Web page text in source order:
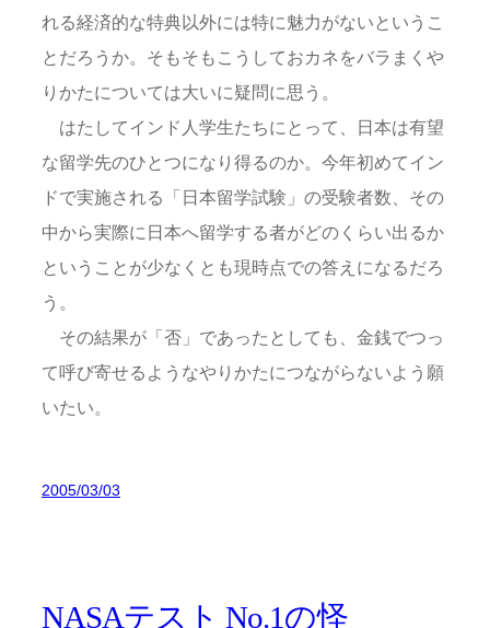
れる経済的な特典以外には特に魅力がないというこ
とだろうか。そもそもこうしておカネをバラまくや
りかたについては大いに疑問に思う。
はたしてインド人学生たちにとって、日本は有望
な留学先のひとつになり得るのか。今年初めてイン
ドで実施される「日本留学試験」の受験者数、その
中から実際に日本へ留学する者がどのくらい出るか
ということが少なくとも現時点での答えになるだろ
う。
その結果が「否」であったとしても、金銭でつっ
て呼び寄せるようなやりかたにつながらないよう願
いたい。
2005/03/03
NASAテスト No.1の怪